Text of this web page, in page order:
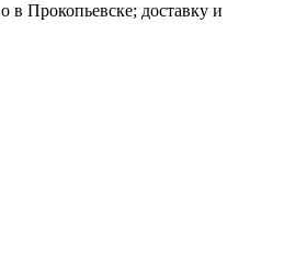
в Прокопьевске; доставку и